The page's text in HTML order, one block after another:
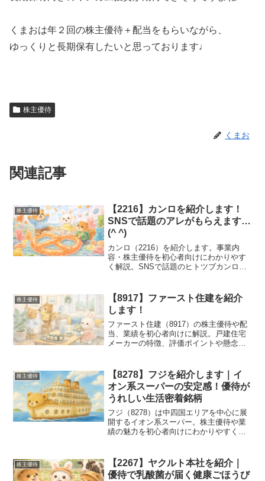
くまおは年２回の株主優待＋配当をもらいながら、
ゆっくりと長期保有したいと思っております♩
株主優待
くまお
関連記事
株主優待
【2216】カンロを紹介します！
SNSで話題のアレがもらえます…
(^ ^)
カンロ（2216）を紹介します。事業内
容・株主優待を初心者向けにわかりやす
く解説。SNSで話題のヒトツブカンロの
株主優待
【8917】ファースト住建を紹介
します！
ファースト住建（8917）の株主優待や配
当、業績を初心者向けに解説。戸建住宅
メーカーの特徴、評価ポイントや懸念点
株主優待
【8278】フジを紹介します｜イ
オン系スーパーの安定感！優待が
うれしい生活密着銘柄
フジ（8278）は中四国エリアを中心に展
開するイオン系スーパー。株主優待や業
績の魅力を初心者向けにわかりやすく解
株主優待
【2267】ヤクルト本社を紹介｜
優待で乳酸菌が届く健康ごほうび